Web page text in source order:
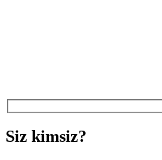
Siz kimsiz?